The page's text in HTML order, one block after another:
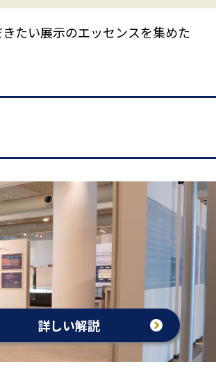
たい展示のエッセンスを集めた
詳しい解説